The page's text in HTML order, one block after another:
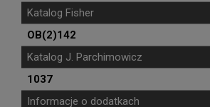
Katalog Fisher
OB(2)142
Katalog J. Parchimowicz
1037
Informacje o dodatkach